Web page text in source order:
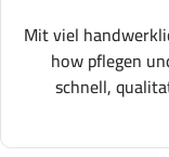
Mit viel
how pflegen
schnell,